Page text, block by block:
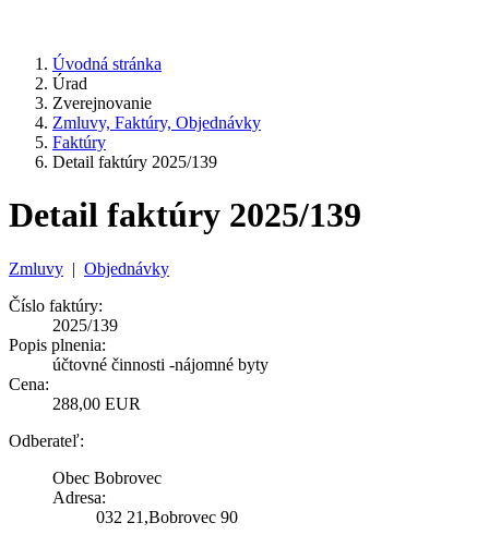
Úvodná stránka
Úrad
Zverejnovanie
Zmluvy, Faktúry, Objednávky
Faktúry
Detail faktúry 2025/139
Detail faktúry 2025/139
Zmluvy | Objednávky
Číslo faktúry:
2025/139
Popis plnenia:
účtovné činnosti -nájomné byty
Cena:
288,00 EUR
Odberateľ:
Obec Bobrovec
Adresa:
032 21,Bobrovec 90